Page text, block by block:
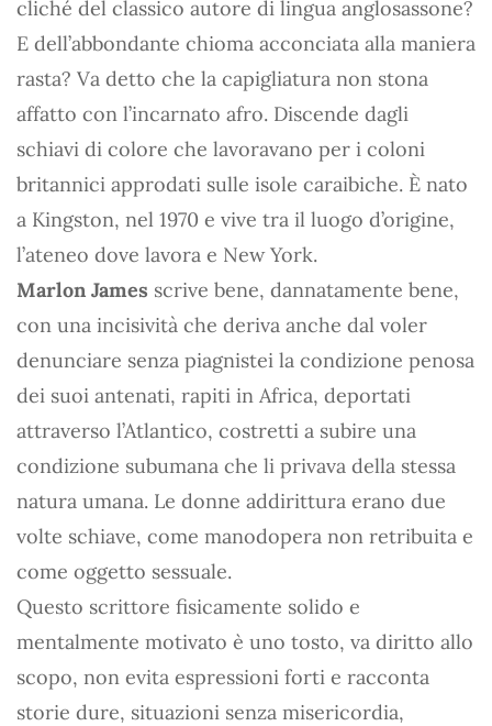
cliché del classico autore di lingua anglosassone?
E dell’abbondante chioma acconciata alla maniera
rasta? Va detto che la capigliatura non stona
affatto con l’incarnato afro. Discende dagli
schiavi di colore che lavoravano per i coloni
britannici approdati sulle isole caraibiche. È nato
a Kingston, nel 1970 e vive tra il luogo d’origine,
l’ateneo dove lavora e New York.
Marlon James scrive bene, dannatamente bene,
con una incisività che deriva anche dal voler
denunciare senza piagnistei la condizione penosa
dei suoi antenati, rapiti in Africa, deportati
attraverso l’Atlantico, costretti a subire una
condizione subumana che li privava della stessa
natura umana. Le donne addirittura erano due
volte schiave, come manodopera non retribuita e
come oggetto sessuale.
Questo scrittore fisicamente solido e
mentalmente motivato è uno tosto, va diritto allo
scopo, non evita espressioni forti e racconta
storie dure, situazioni senza misericordia,